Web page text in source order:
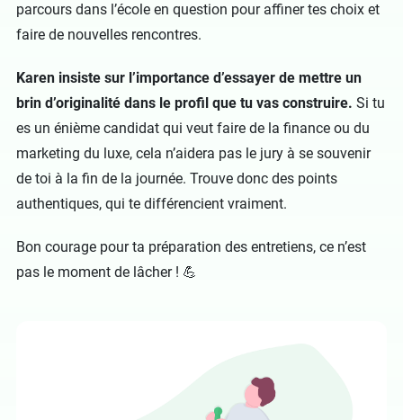
parcours dans l’école en question pour affiner tes choix et
faire de nouvelles rencontres.
Karen insiste sur l’importance d’essayer de mettre un
brin d’originalité dans le profil que tu vas construire. Si tu
es un énième candidat qui veut faire de la finance ou du
marketing du luxe, cela n’aidera pas le jury à se souvenir
de toi à la fin de la journée. Trouve donc des points
authentiques, qui te différencient vraiment.
Bon courage pour ta préparation des entretiens, ce n’est
pas le moment de lâcher ! 💪